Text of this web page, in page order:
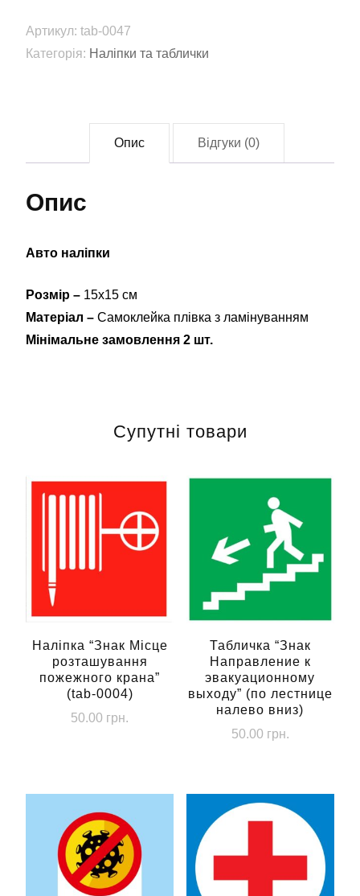
Артикул: tab-0047
Категорія: Наліпки та таблички
Опис Відгуки (0)
Опис
Авто наліпки
Розмір – 15х15 см
Матеріал – Самоклейка плівка з ламінуванням
Мінімальне замовлення 2 шт.
Супутні товари
Наліпка “Знак Місце
розташування
пожежного крана”
(tab-0004)
50.00 грн.
Табличка “Знак
Направление к
эвакуационному
выходу” (по лестнице
налево вниз)
50.00 грн.